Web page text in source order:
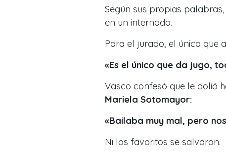
Según sus propias
en un internado.
Para el jurado, el único que
«Es el único que da jugo,
Vasco confesó que le dolió
Mariela Sotomayor:
«Bailaba muy mal, pero
Ni los favoritos se salvaron.